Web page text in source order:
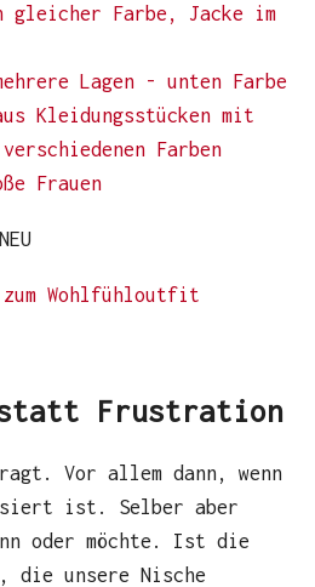
gleicher Farbe, Jacke im
Lagen - unten Farbe
Kleidungsstücken mit
Farben
Frauen
Wohlfühloutfit
Frustration
Vor allem dann, wenn
ist. Selber aber
oder möchte. Ist die
die unsere Nische